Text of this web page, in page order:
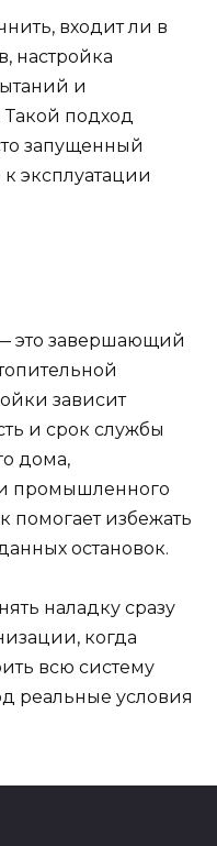
входит ли в
настройка
и
Такой подход
запущенный
к эксплуатации
это завершающий
зависит
и срок службы
дома,
промышленного
помогает избежать
остановок.
наладку сразу
когда
всю систему
реальные условия